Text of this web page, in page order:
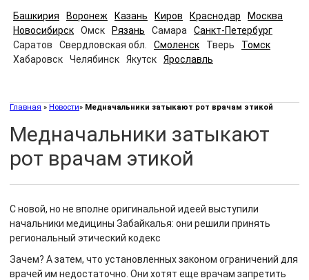
Башкирия Воронеж Казань Киров Краснодар
Москва
Новосибирск
Омск Рязань Самара
Санкт-Петербург
Саратов
Свердловская обл. Смоленск Тверь
Томск
Хабаровск
Челябинск Якутск Ярославль
Главная » Новости» Медначальники затыкают рот врачам этикой
Медначальники затыкают
рот врачам этикой
С новой, но не вполне оригинальной идеей выступили
начальники медицины Забайкалья: они решили принять
региональный этический кодекс
Зачем? А затем, что установленных законом ограничений для
врачей им недостаточно. Они хотят еще врачам запретить